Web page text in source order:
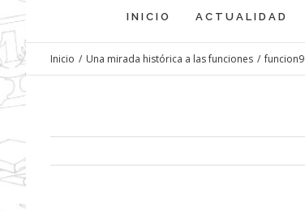
INICIO ACTUALIDAD
Inicio / Una mirada histórica a las funciones / funcion9